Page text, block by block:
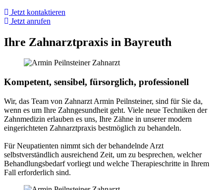
Jetzt kontaktieren
Jetzt anrufen
Ihre Zahnarztpraxis in Bayreuth
Kompetent, sensibel, fürsorglich, professionell
Wir, das Team von Zahnarzt Armin Peilnsteiner, sind für Sie da,
wenn es um Ihre Zahngesundheit geht. Viele neue Techniken der
Zahnmedizin erlauben es uns, Ihre Zähne in unserer modern
eingerichteten Zahnarztpraxis bestmöglich zu behandeln.
Für Neupatienten nimmt sich der behandelnde Arzt
selbstverständlich ausreichend Zeit, um zu besprechen, welcher
Behandlungsbedarf vorliegt und welche Therapieschritte in Ihrem
Fall erforderlich sind.